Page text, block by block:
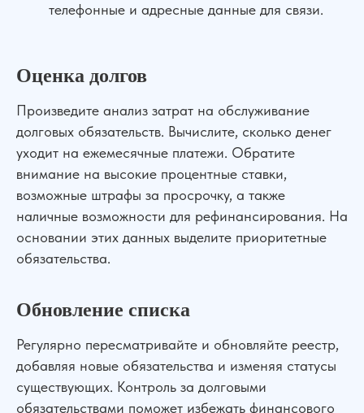
телефонные и адресные данные для связи.
Оценка долгов
Произведите анализ затрат на обслуживание
долговых обязательств. Вычислите, сколько денег
уходит на ежемесячные платежи. Обратите
внимание на высокие процентные ставки,
возможные штрафы за просрочку, а также
наличные возможности для рефинансирования. На
основании этих данных выделите приоритетные
обязательства.
Обновление списка
Регулярно пересматривайте и обновляйте реестр,
добавляя новые обязательства и изменяя статусы
существующих. Контроль за долговыми
обязательствами поможет избежать финансового
ДЛЯ КЛИЕНТОВ
России
+7 (961) 304-06-60
Банкротство
Семейные дела
Для Бизнеса